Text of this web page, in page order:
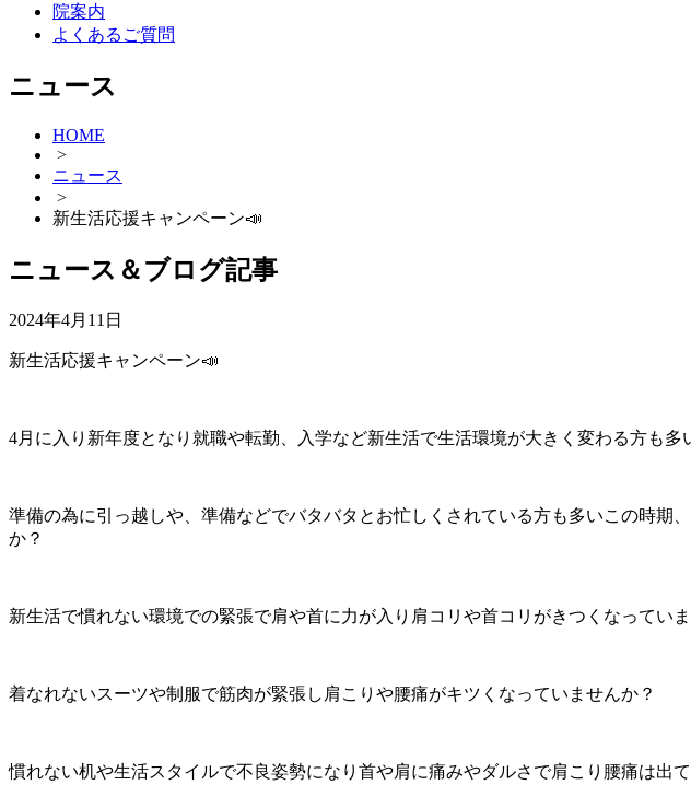
院案内
よくあるご質問
ニュース
HOME
>
ニュース
>
新生活応援キャンペーン📣
ニュース＆ブログ記事
2024年4月11日
新生活応援キャンペーン📣
4月に入り新年度となり就職や転勤、入学など新生活で生活環境が大きく変わる方も多
準備の為に引っ越しや、準備などでバタバタとお忙しくされている方も多いこの時
か？
新生活で慣れない環境での緊張で肩や首に力が入り肩コリや首コリがきつくなってい
着なれないスーツや制服で筋肉が緊張し肩こりや腰痛がキツくなっていませんか？
慣れない机や生活スタイルで不良姿勢になり首や肩に痛みやダルさで肩こり腰痛は出